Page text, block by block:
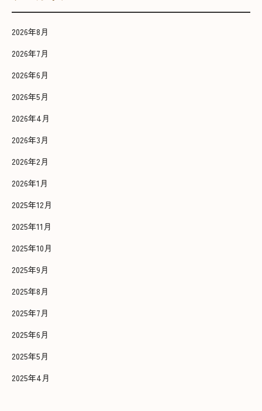
2026年8月
2026年7月
2026年6月
2026年5月
2026年4月
2026年3月
2026年2月
2026年1月
2025年12月
2025年11月
2025年10月
2025年9月
2025年8月
2025年7月
2025年6月
2025年5月
2025年4月